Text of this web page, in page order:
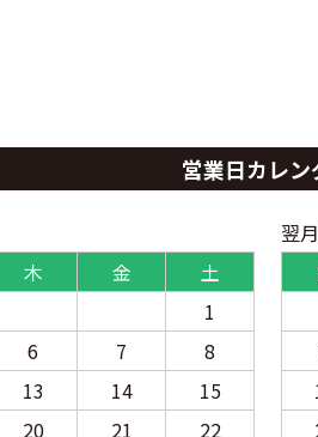
営業日カレン
木 金
土
1
6
7
8
13
14
15
20
21
22
翌